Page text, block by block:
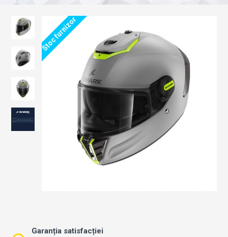
Stoc furnizor
Garanția satisfacției